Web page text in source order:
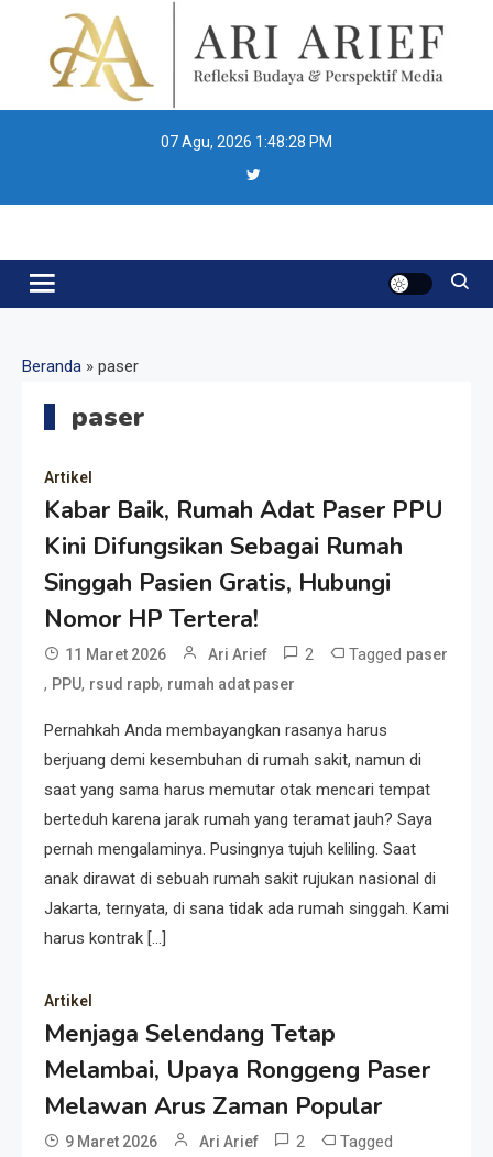
content
07 Agu, 2026 1:48:29 PM
Ari Arief
Beranda » paser
paser
Artikel
Kabar Baik, Rumah Adat Paser PPU
Kini Difungsikan Sebagai Rumah
Singgah Pasien Gratis, Hubungi
Nomor HP Tertera!
11 Maret 2026 Ari Arief 2 Tagged paser
, PPU, rsud rapb, rumah adat paser
Pernahkah Anda membayangkan rasanya harus
berjuang demi kesembuhan di rumah sakit, namun di
saat yang sama harus memutar otak mencari tempat
berteduh karena jarak rumah yang teramat jauh? Saya
pernah mengalaminya. Pusingnya tujuh keliling. Saat
anak dirawat di sebuah rumah sakit rujukan nasional di
Jakarta, ternyata, di sana tidak ada rumah singgah. Kami
harus kontrak […]
Artikel
Menjaga Selendang Tetap
Melambai, Upaya Ronggeng Paser
Melawan Arus Zaman Popular
9 Maret 2026 Ari Arief 2 Tagged
Resonansi
Seri 1: Republik Karang
Kedempel, Lahirnya Politik
Non-Blok ke Go-Blok!
Artikel